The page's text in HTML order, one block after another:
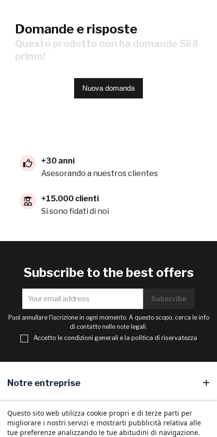
Domande e risposte
Questo prodotto non ha domande Sii il
primo!
Nuova domanda
+30 anni
Asesorando a nuestros clientes
+15.000 clienti
Si sono fidati di noi
Subscribe to the best offers
Puoi annullare l'iscrizione in ogni momento. A questo scopo, cerca le info
di contatto nelle note legali.
Accetto le condizioni generali e la politica di riservatezza
Notre entreprise
Store information
Questo sito web utilizza cookie propri e di terze parti per
migliorare i nostri servizi e mostrarti pubblicità relativa alle
tue preferenze analizzando le tue abitudini di navigazione.